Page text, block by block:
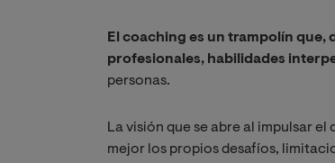
El coaching es un trampolín que,
profesionales, habilidades
personas.
La visión que se abre al impulsar
mejor los propios desafíos,